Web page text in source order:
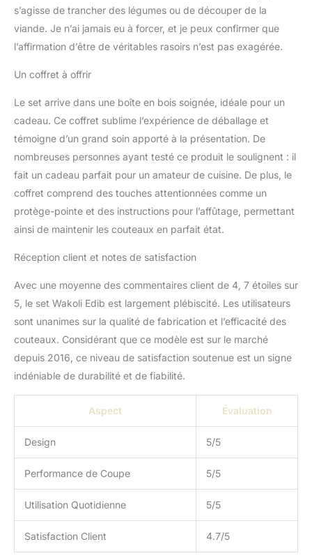
exceptionnel. L‘affûtage
manuel entre 12 et 14
degrés par côté optimise
la netteté pour des
thermiques et
cryogéniques renforcent
la structure de l‘acier
damassé, garantissant
que le couteau reste
tranchant plus
PLAISIR EN CUISINE:
Avec cet ensemble de
couteaux, cuisiner
agréable. Vous ne
nécessairement un
meilleur cuisinier, mais
vous aborderez la
confiance et serez prêt à
relever de nouveaux
défis. Un bon outil
permet de perfectionner
vos talents culinaires
et votre famille.
ERGONOMIE ET DESIGN:
L'ensemble de couteaux
offre un équilibre parfait
pour la préparation de
viandes, poissons et
légumes. Les manches
ergonomiques en bois
s’agisse de trancher des légumes ou de découper de la
viande. Je n’ai jamais eu à forcer, et je peux confirmer que
l’affirmation d’être de véritables rasoirs n’est pas exagérée.
Un coffret à offrir
Le set arrive dans une boîte en bois soignée, idéale pour un
cadeau. Ce coffret sublime l’expérience de déballage et
témoigne d’un grand soin apporté à la présentation. De
nombreuses personnes ayant testé ce produit le soulignent : il
fait un cadeau parfait pour un amateur de cuisine. De plus, le
coffret comprend des touches attentionnées comme un
protège-pointe et des instructions pour l’affûtage, permettant
ainsi de maintenir les couteaux en parfait état.
Réception client et notes de satisfaction
Avec une moyenne des commentaires client de 4, 7 étoiles sur
5, le set Wakoli Edib est largement plébiscité. Les utilisateurs
sont unanimes sur la qualité de fabrication et l’efficacité des
couteaux. Considérant que ce modèle est sur le marché
depuis 2016, ce niveau de satisfaction soutenue est un signe
indéniable de durabilité et de fiabilité.
Aspect Évaluation
Design 5/5
Performance de Coupe 5/5
Utilisation Quotidienne 5/5
Satisfaction Client 4.7/5